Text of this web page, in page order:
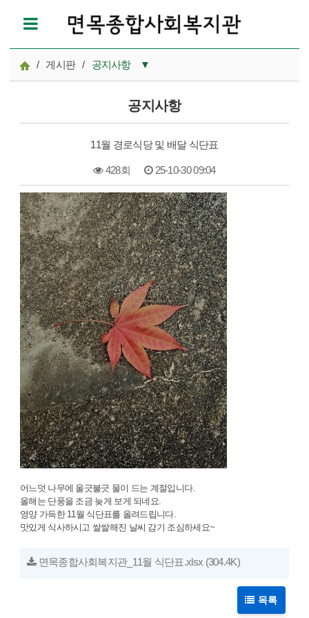
/ 게시판 / 공지사항 ▼
참여모집
복지관이야기
카드뉴스
자료실
공지사항
11월 경로식당 및 배달 식단표
428회 25-10-30 09:04
본문
어느덧 나무에 울긋불긋 물이 드는 계절입니다.
올해는 단풍을 조금 늦게 보게 되네요.
영양 가득한 11월 식단표를 올려드립니다.
맛있게 식사하시고 쌀쌀해진 날씨 감기 조심하세요~
면목종합사회복지관_11월 식단표.xlsx (304.4K)
목록